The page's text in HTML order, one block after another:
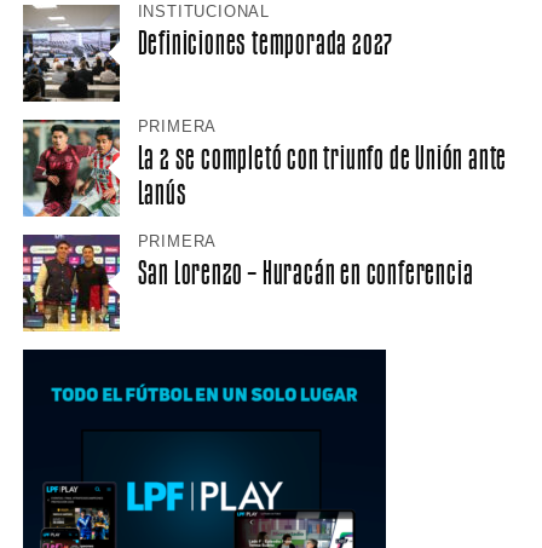
INSTITUCIONAL
Definiciones temporada 2027
PRIMERA
La 2 se completó con triunfo de Unión ante
Lanús
PRIMERA
San Lorenzo – Huracán en conferencia